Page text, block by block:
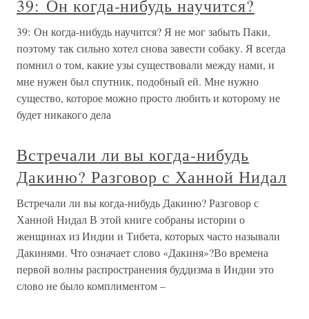
39: Он когда-нибудь научится?
39: Он когда-нибудь научится? Я не мог забыть Паки,
поэтому так сильно хотел снова завести собаку. Я всегда
помнил о том, какие узы существовали между нами, и
мне нужен был спутник, подобный ей. Мне нужно
существо, которое можно просто любить и которому не
будет никакого дела
Встречали ли вы когда-нибудь
Дакиню? Разговор с Ханной Нидал
Встречали ли вы когда-нибудь Дакиню? Разговор с
Ханной Нидал В этой книге собраны истории о
женщинах из Индии и Тибета, которых часто называли
Дакинями. Что означает слово «Дакиня»?Во времена
первой волны распространения буддизма в Индии это
слово не было комплиментом –